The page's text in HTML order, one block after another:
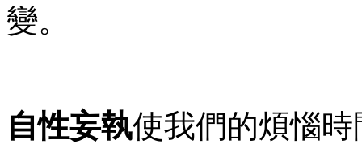
變。
自性妄執使我們的煩惱